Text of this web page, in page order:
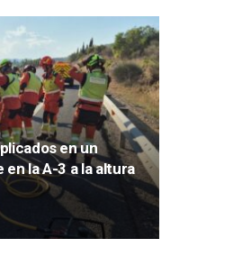
en un
la A-3 a la altura